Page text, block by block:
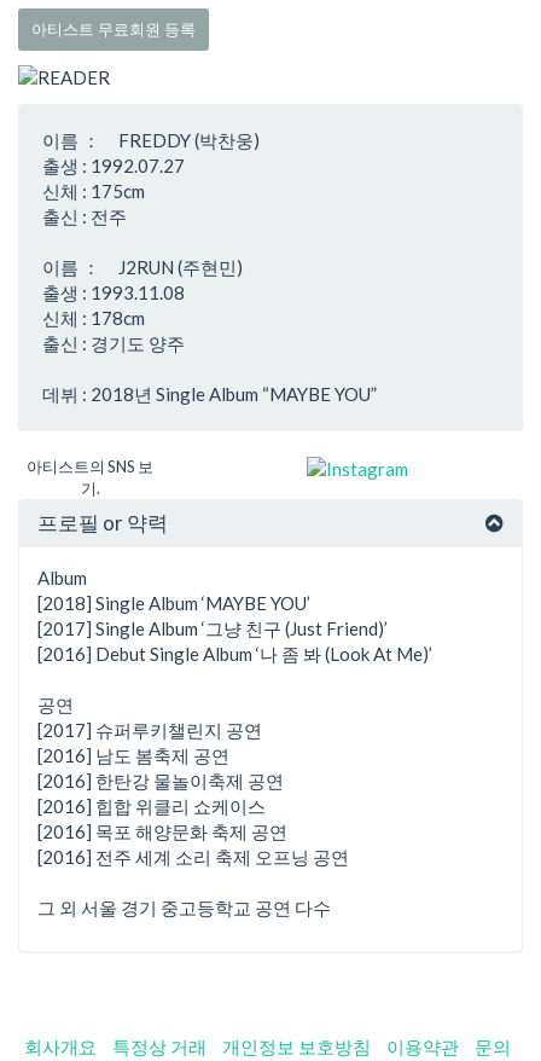
아티스트 무료회원 등록
이름 ： FREDDY (박찬웅)
출생 : 1992.07.27
신체 : 175cm
출신 : 전주
이름 ： J2RUN (주현민)
출생 : 1993.11.08
신체 : 178cm
출신 : 경기도 양주
데뷔 : 2018년 Single Album “MAYBE YOU”
아티스트의 SNS 보
기.
프로필 or 약력
Album
[2018] Single Album ‘MAYBE YOU’
[2017] Single Album ‘그냥 친구 (Just Friend)’
[2016] Debut Single Album ‘나 좀 봐 (Look At Me)’
공연
[2017] 슈퍼루키챌린지 공연
[2016] 남도 봄축제 공연
[2016] 한탄강 물놀이축제 공연
[2016] 힙합 위클리 쇼케이스
[2016] 목포 해양문화 축제 공연
[2016] 전주 세계 소리 축제 오프닝 공연
그 외 서울 경기 중고등학교 공연 다수
회사개요 특정상 거래 개인정보 보호방침 이용약관 문의